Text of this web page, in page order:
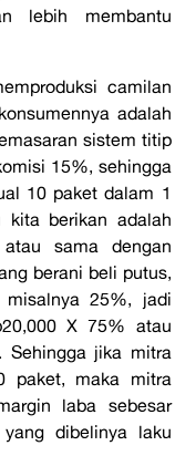
lebih membantu
camilan
adalah
sistem titip
15%, sehingga
10 paket dalam 1
kita berikan adalah
sama dengan
berani beli putus,
25%, jadi
X 75% atau
Sehingga jika mitra
paket, maka mitra
laba sebesar
dibelinya laku